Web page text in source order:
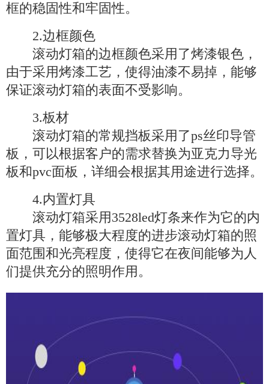
框的稳固性和牢固性。
2.边框颜色
滚动灯箱的边框颜色采用了烤漆银色，
由于采用烤漆工艺，使得油漆不易掉，能够
保证滚动灯箱的表面不受影响。
3.板材
滚动灯箱的常规挡板采用了ps丝印导管
板，可以根据客户的需求替换为亚克力导光
板和pvc面板，详细会根据其用途进行选择。
4.内置灯具
滚动灯箱采用3528led灯条来作为它的内
置灯具，能够极大程度的进步滚动灯箱的照
面范围和光亮程度，使得它在夜间能够为人
们提供充分的照明作用。